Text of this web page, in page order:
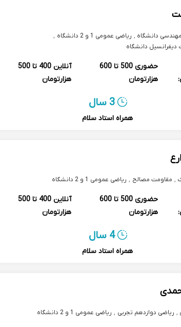
دانشگاه , ریاضی عمومی 1 و 2 دانشگاه
,
دیفرانسیل دانشگاه
حضوری
500 تا 600
هزارتومان
آنلاین
400 تا 500
هزارتومان
3 سال
همراه استاد سلام
, مقاومت مصالح , ریاضی عمومی 1 و 2 دانشگاه
حضوری
500 تا 600
هزارتومان
آنلاین
400 تا 500
هزارتومان
4 سال
همراه استاد سلام
, ریاضی دوازدهم تجربی , ریاضی عمومی 1 و 2 دانشگاه